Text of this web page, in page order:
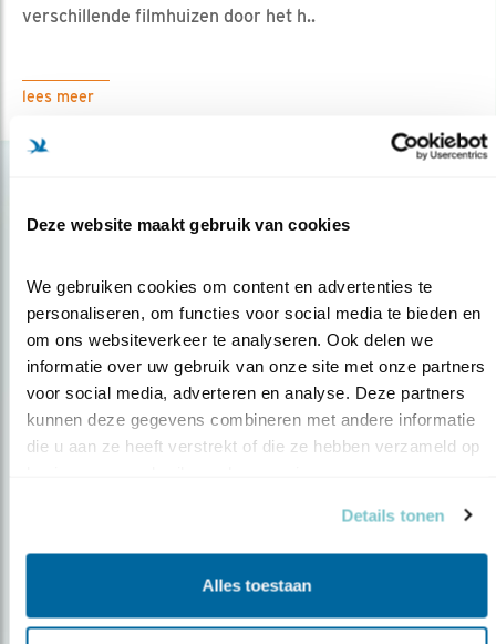
Deze website maakt gebruik van cookies
We gebruiken cookies om content en advertenties te
personaliseren, om functies voor social media te bieden en
om ons websiteverkeer te analyseren. Ook delen we
informatie over uw gebruik van onze site met onze partners
voor social media, adverteren en analyse. Deze partners
kunnen deze gegevens combineren met andere informatie
die u aan ze heeft verstrekt of die ze hebben verzameld op
Details tonen
Alles toestaan
verschillende filmhuizen door het h..
lees meer
Op de hoogte blijven?
Meld je aan en ontvang nieuws, inspiratie, acties en tips
over vogels en activiteiten van Vogelbescherming.